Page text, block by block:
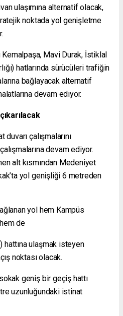
ulaşımına alternatif olacak,
noktada yol genişletme
Mavi Durak, İstiklal
hatlarında sürücüleri trafiğin
bağlayacak alternatif
devam ediyor.
çalışmalarını
devam ediyor.
alt kısmından Medeniyet
yol genişliği 6 metreden
yol hem Kampüs
de
hattına ulaşmak isteyen
noktası olacak.
geniş bir geçiş hattı
uzunluğundaki istinat